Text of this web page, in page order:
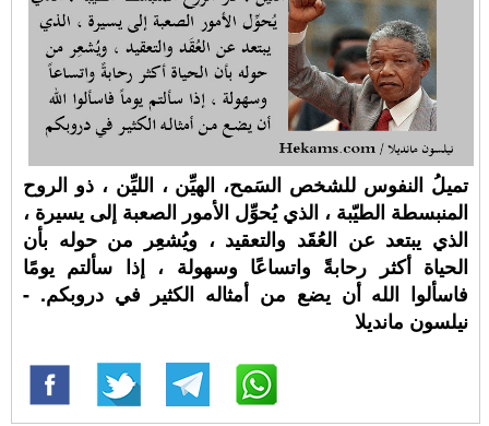
تميلُ النفوس للشخص السَمح، الهيِّن ، الليِّن ، ذو الروح
المنبسطة الطيّبة ، الذي يُحوِّل الأمور الصعبة إلى يسيرة ،
الذي يبتعد عن العُقَد والتعقيد ، ويُشعِر من حوله بأن
الحياة أكثر رحابةً واتساعًا وسهولة ، إذا سألتم يومًا
فاسألوا الله أن يضع من أمثاله الكثير في دروبكم. -
نيلسون مانديلا